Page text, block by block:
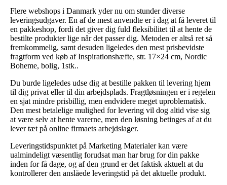
Flere webshops i Danmark yder nu om stunder diverse
leveringsudgaver. En af de mest anvendte er i dag at få leveret til
en pakkeshop, fordi det giver dig fuld fleksibilitet til at hente de
bestilte produkter lige når det passer dig. Metoden er altså ret så
fremkommelig, samt desuden ligeledes den mest prisbevidste
fragtform ved køb af Inspirationshæfte, str. 17×24 cm, Nordic
Boheme, bolig, 1stk..
Du burde ligeledes udse dig at bestille pakken til levering hjem
til dig privat eller til din arbejdsplads. Fragtløsningen er i regelen
en sjat mindre prisbillig, men endvidere meget uproblematisk.
Den mest betalelige mulighed for levering vil dog altid vise sig
at være selv at hente varerne, men den løsning betinges af at du
lever tæt på online firmaets arbejdslager.
Leveringstidspunktet på Marketing Materialer kan være
ualmindeligt væsentlig forudsat man har brug for din pakke
inden for få dage, og af den grund er det faktisk aktuelt at du
kontrollerer den anslåede leveringstid på det aktuelle produkt.